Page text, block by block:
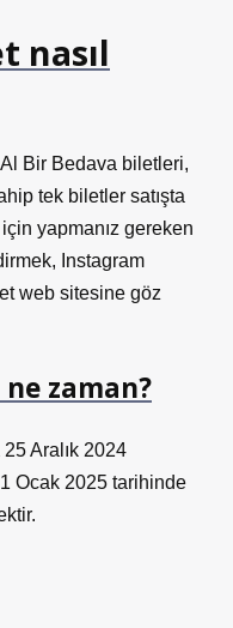
nasıl
Bir Bedava biletleri,
tek biletler satışta
yapmanız gereken
Instagram
web sitesine göz
zaman?
Aralık 2024
Ocak 2025 tarihinde